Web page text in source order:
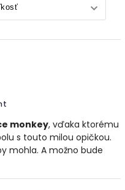
monkey, vďaka ktorému
s touto milou opičkou.
mohla. A možno bude